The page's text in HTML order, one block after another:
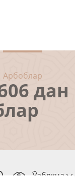
Арбоблар
Ўзбекча
дан